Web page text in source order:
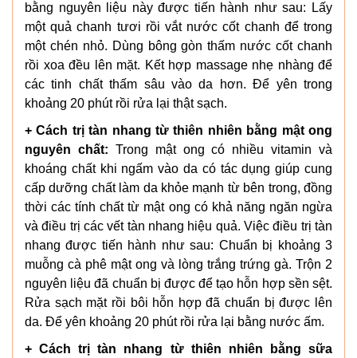
bằng nguyên liệu này được tiến hành như sau: Lấy
một quả chanh tươi rồi vắt nước cốt chanh để trong
một chén nhỏ. Dùng bông gòn thấm nước cốt chanh
rồi xoa đều lên mặt. Kết hợp massage nhẹ nhàng để
các tinh chất thấm sâu vào da hơn. Để yên trong
khoảng 20 phút rồi rửa lại thật sạch.
+ Cách trị tàn nhang từ thiên nhiên bằng mật ong
nguyên chất: Trong mật ong có nhiều vitamin và
khoáng chất khi ngấm vào da có tác dụng giúp cung
cấp dưỡng chất làm da khỏe mạnh từ bên trong, đồng
thời các tính chất từ mật ong có khả năng ngăn ngừa
và điều trị các vết tàn nhang hiệu quả. Việc điều trị tàn
nhang được tiến hành như sau: Chuẩn bị khoảng 3
muỗng cà phê mật ong và lòng trắng trứng gà. Trộn 2
nguyên liệu đã chuẩn bị được để tạo hỗn hợp sền sệt.
Rửa sạch mặt rồi bôi hỗn hợp đã chuẩn bị được lên
da. Để yên khoảng 20 phút rồi rửa lại bằng nước ấm.
+ Cách trị tàn nhang từ thiên nhiên bằng sữa